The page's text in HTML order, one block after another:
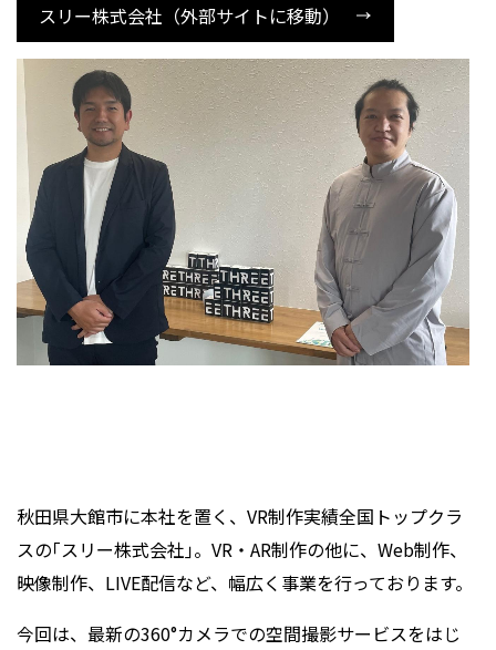
スリー株式会社（外部サイトに移動）
秋田県大館市に本社を置く、VR制作実績全国トップクラ
スの｢スリー株式会社｣。VR・AR制作の他に、Web制作、
映像制作、LIVE配信など、幅広く事業を行っております。
今回は、最新の360°カメラでの空間撮影サービスをはじ